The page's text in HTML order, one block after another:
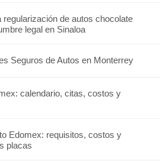
regularización de autos chocolate
legal en Sinaloa
Seguros de Autos en Monterrey
calendario, citas, costos y
Edomex: requisitos, costos y
placas